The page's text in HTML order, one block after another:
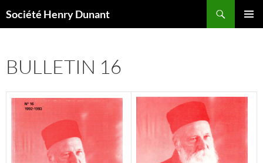
au
Société Henry Dunant
BULLETIN 16